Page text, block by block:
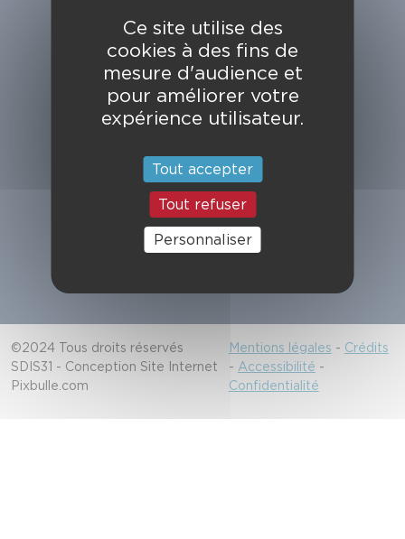
49, chemin de l'Armurié
C.S. 80123
31772 COLOMIERS CEDEX
Contactez-nous
Alerter les secours
18/112
©2024 Tous droits réservés
SDIS31 - Conception Site Internet
Pixbulle.com
Mentions légales - Crédits
- Accessibilité -
Confidentialité
Ce site utilise des
cookies à des fins de
mesure d'audience et
pour améliorer votre
expérience utilisateur.
Tout accepter
Tout refuser
Personnaliser